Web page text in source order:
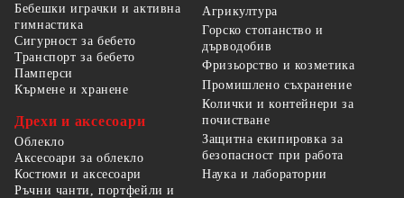
Бебешки играчки и активна
гимнастика
Сигурност за бебето
Транспорт за бебето
Памперси
Кърмене и хранене
Дрехи и аксесоари
Облекло
Аксесоари за облекло
Костюми и аксесоари
Ръчни чанти, портфейли и
Агрикултура
Горско стопанство и
дърводобив
Фризьорство и козметика
Промишлено съхранение
Колички и контейнери за
почистване
Защитна екипировка за
безопасност при работа
Наука и лаборатории